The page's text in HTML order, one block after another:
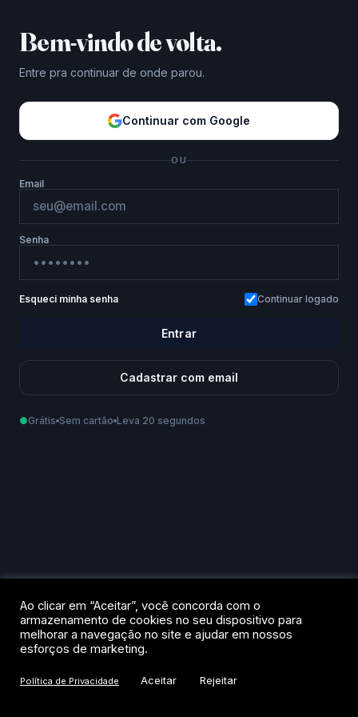
Bem-vindo de volta.
Entre pra continuar de onde parou.
Continuar com Google
OU
Email
Senha
Esqueci minha senha Continuar logado
Entrar
Cadastrar com email
Como podemos te chamar?
Privacidade.
Criar conta
●Grátis Sem cartão Leva 20 segundos
Ao clicar em “Aceitar”, você concorda com o
armazenamento de cookies no seu dispositivo para
melhorar a navegação no site e ajudar em nossos
esforços de marketing.
Política de Privacidade Aceitar Rejeitar